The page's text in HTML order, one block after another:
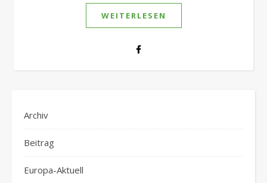
WEITERLESEN
Archiv
Beitrag
Europa-Aktuell